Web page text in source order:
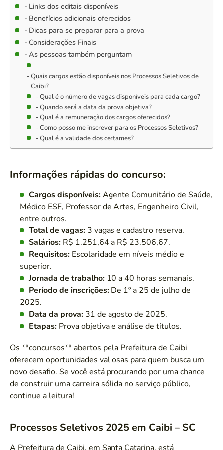
Links dos editais disponíveis
Benefícios adicionais oferecidos
Dicas para se preparar para a prova
Considerações Finais
As pessoas também perguntam
Quais cargos estão disponíveis nos Processos Seletivos de
Caibi?
Qual é o número de vagas disponíveis para cada cargo?
Quando será a data da prova objetiva?
Qual é a remuneração dos cargos oferecidos?
Como posso me inscrever para os Processos Seletivos?
Qual é a validade dos certames?
Informações rápidas do concurso:
Cargos disponíveis:Agente Comunitário de Saúde,
Médico ESF, Professor de Artes, Engenheiro Civil,
entre outros.
Total de vagas: 3 vagas e cadastro reserva.
Salários: R$ 1.251,64 a R$ 23.506,67.
Requisitos: Escolaridade em níveis médio e
superior.
Jornada de trabalho: 10 a 40 horas semanais.
Período de inscrições: De 1º a 25 de julho de
2025.
Data da prova: 31 de agosto de 2025.
Etapas: Prova objetiva e análise de títulos.
Os **concursos** abertos pela Prefeitura de Caibi
oferecem oportunidades valiosas para quem busca um
novo desafio. Se você está procurando por uma chance
de construir uma carreira sólida no serviço público,
continue a leitura!
Processos Seletivos 2025 em Caibi – SC
A Prefeitura de Caibi, em Santa Catarina, está